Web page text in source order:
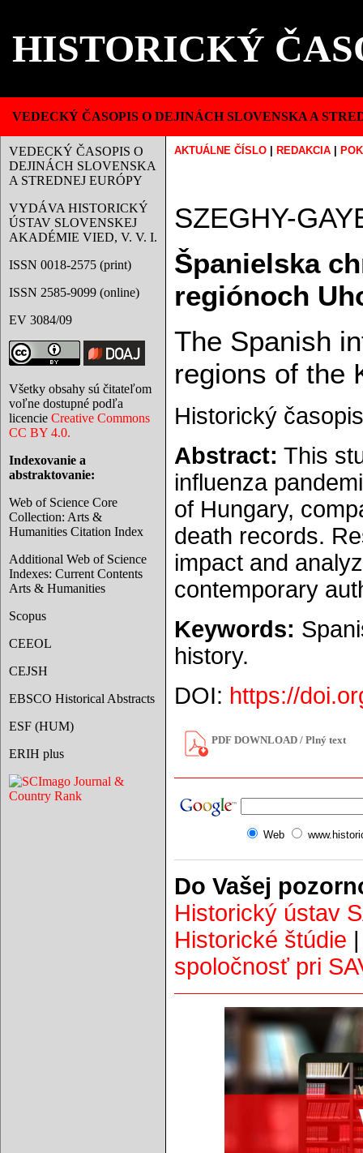
HISTORICKÝ
VEDECKÝ ČASOPIS O DEJINÁCH SLOVENSKA A
VEDECKÝ ČASOPIS O
DEJINÁCH SLOVENSKA
A STREDNEJ EURÓPY
VYDÁVA HISTORICKÝ
ÚSTAV SLOVENSKEJ
AKADÉMIE VIED, V. V. I.
ISSN 0018-2575 (print)
ISSN 2585-9099 (online)
EV 3084/09
Všetky obsahy sú čitateľom
voľne dostupné podľa
licencie Creative Commons
CC BY 4.0.
Indexovanie a
abstraktovanie:
Web of Science Core
Collection: Arts &
Humanities Citation Index
Additional Web of Science
Indexes: Current Contents
Arts & Humanities
Scopus
CEEOL
CEJSH
EBSCO Historical Abstracts
ESF (HUM)
ERIH plus
AKTUÁLNE ČÍSLO REDAKCIA
SZEGHY-
Španielska
regiónoch
The Spanish
regions of the
Historický
Abstract: This
influenza
of Hungary,
death records.
impact and
contemporary
Keywords:
history.
DOI: https://
PDF DOWNLOAD / Plný text
Web
Do Vašej
Historický ústav
Historické štúdie
spoločnosť pri